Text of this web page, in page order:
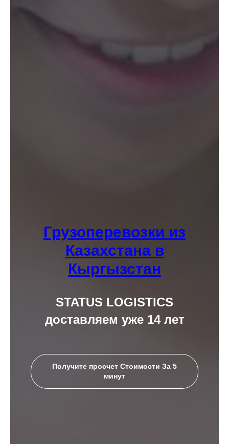
Грузоперевозки из
Казахстана в
Кыргызстан
STATUS LOGISTICS
доставляем уже 14 лет
Получите просчет Стоимости За 5
минут